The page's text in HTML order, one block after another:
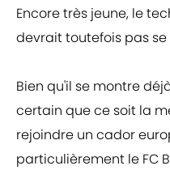
Encore très jeune, le
devrait toutefois pas
Bien qu'il se montre
certain que ce soit la
rejoindre un cador
particulièrement le FC